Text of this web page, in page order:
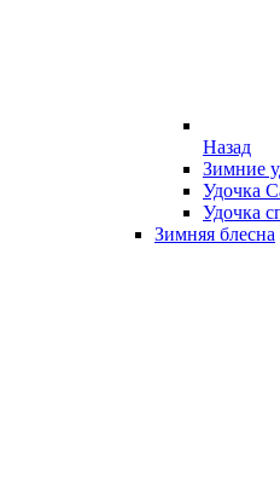
Назад
Зимние
Удочка
Удочка
Зимняя блесна